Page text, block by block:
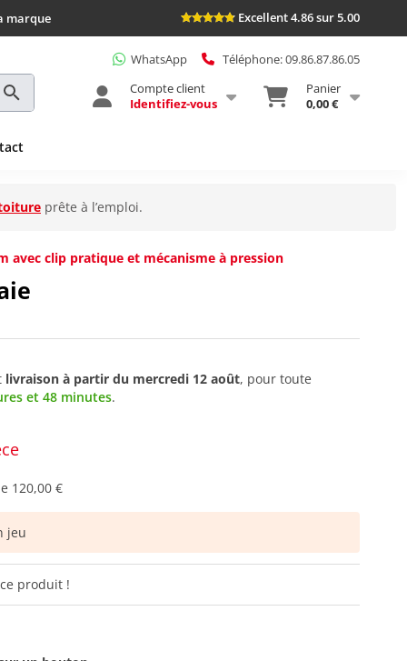
marque Excellent 4.86 sur 5.00
WhatsApp
Téléphone: 09.86.87.86.05
Compte client
Identifiez-vous
Panier
0,00 €
prête à l’emploi.
avec clip pratique et mécanisme à pression
livraison à partir du mercredi 12 août, pour toute
et 48 minutes.
120,00 €
jeu
produit !